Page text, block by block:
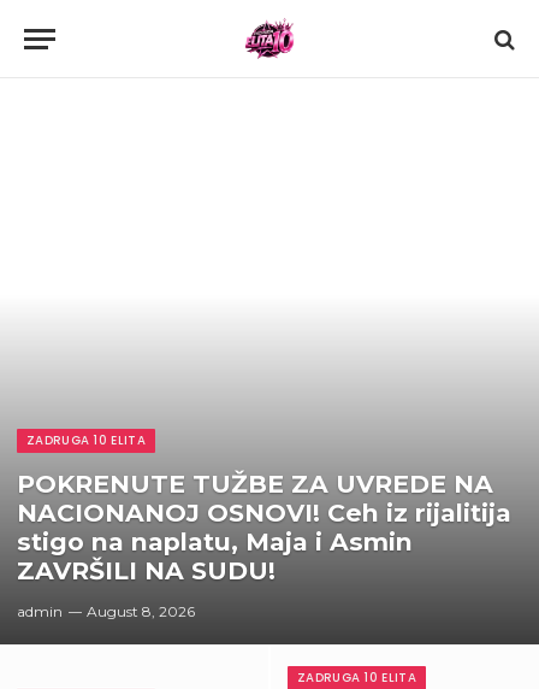
ZADRUGA 10 ELITA
POKRENUTE TUŽBE ZA UVREDE NA
NACIONANOJ OSNOVI! Ceh iz rijalitija
stigo na naplatu, Maja i Asmin
ZAVRŠILI NA SUDU!
admin August 8, 2026
ZADRUGA 10 ELITA